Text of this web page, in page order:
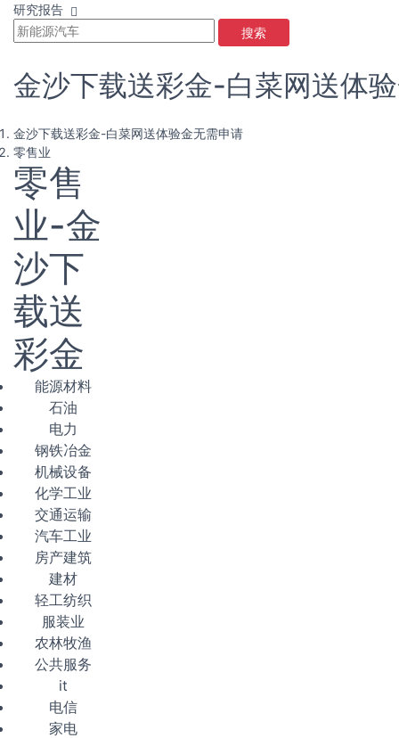
研究报告
搜索
金沙下载送彩金-白菜网送体
金沙下载送彩金-白菜网送体验金无需申请
零售业
零售
业-金
沙下
载送
彩金
能源材料
石油
电力
钢铁冶金
机械设备
化学工业
交通运输
汽车工业
房产建筑
建材
轻工纺织
服装业
农林牧渔
公共服务
it
电信
家电